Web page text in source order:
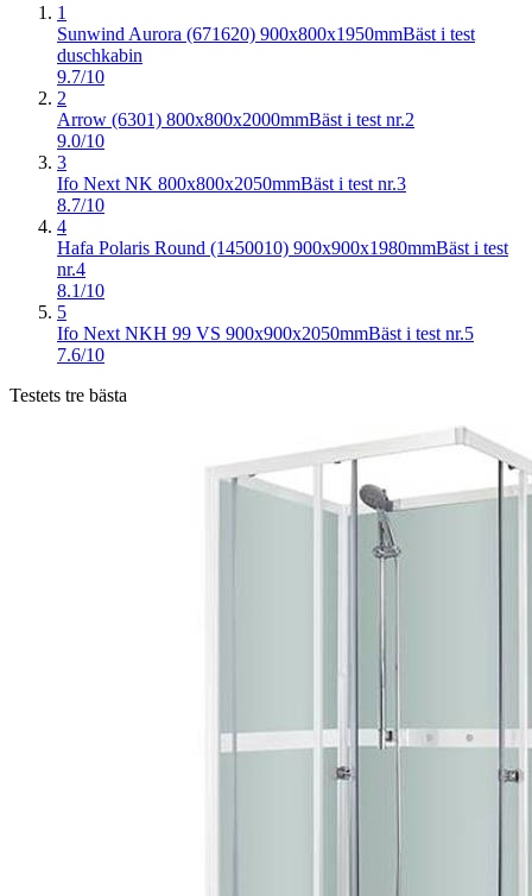
1
Sunwind Aurora (671620) 900x800x1950mmBäst i test
duschkabin
9.7/10
2
Arrow (6301) 800x800x2000mmBäst i test nr.2
9.0/10
3
Ifo Next NK 800x800x2050mmBäst i test nr.3
8.7/10
4
Hafa Polaris Round (1450010) 900x900x1980mmBäst i test
nr.4
8.1/10
5
Ifo Next NKH 99 VS 900x900x2050mmBäst i test nr.5
7.6/10
Testets tre bästa